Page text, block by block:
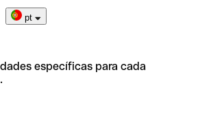
pt
específicas para cada